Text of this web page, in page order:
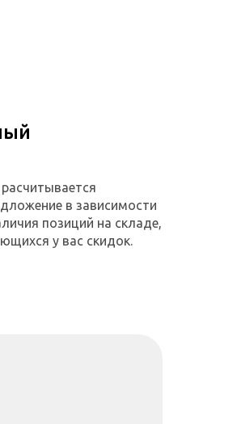
в зависимости
позиций на складе,
у вас скидок.